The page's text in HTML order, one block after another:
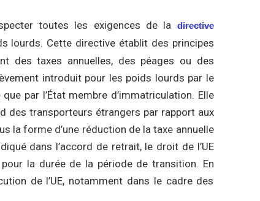
toutes les exigences de ladirective
lourds. Cette directive établit des principes
des taxes annuelles, des péages ou des
introduit pour les poids lourds par le
par l’État membre d’immatriculation. Elle
des transporteurs étrangers par rapport aux
la forme d’une réduction de la taxe annuelle
dans l’accord de retrait, le droit de l’UE
pour la durée de la période de transition. En
de l’UE, notamment dans le cadre des